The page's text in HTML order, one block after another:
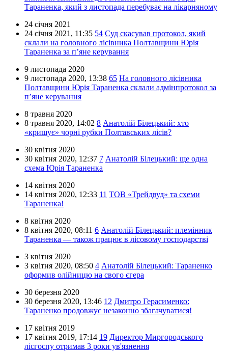
Тараненка, який з листопада перебуває на лікарняному
24 січня 2021
24 січня 2021, 11:35 54 Суд скасував протокол, який
склали на головного лісівника Полтавщини Юрія
Тараненка за п’яне керування
9 листопада 2020
9 листопада 2020, 13:38 65 На головного лісівника
Полтавщини Юрія Тараненка склали адмінпротокол за
п’яне керування
8 травня 2020
8 травня 2020, 14:02 8 Анатолій Білецький: хто
«кришує» чорні рубки Полтавських лісів?
30 квітня 2020
30 квітня 2020, 12:37 7 Анатолій Білецький: ще одна
схема Юрія Тараненка
14 квітня 2020
14 квітня 2020, 12:33 11 ТОВ «Трейдвуд» та схеми
Тараненка!
8 квітня 2020
8 квітня 2020, 08:11 6 Анатолій Білецький: племінник
Тараненка — також працює в лісовому господарстві
3 квітня 2020
3 квітня 2020, 08:50 4 Анатолій Білецький: Тараненко
оформив олійницю на свого єгера
30 березня 2020
30 березня 2020, 13:46 12 Дмитро Герасименко:
Тараненко продовжує незаконно збагачуватися!
17 квітня 2019
17 квітня 2019, 17:14 19 Директор Миргородського
лісгоспу отримав 3 роки ув'язнення